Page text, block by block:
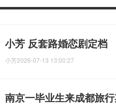
小芳 反套路婚恋剧定档
小芳2026-07-13 13:00:27
南京一毕业生来成都旅